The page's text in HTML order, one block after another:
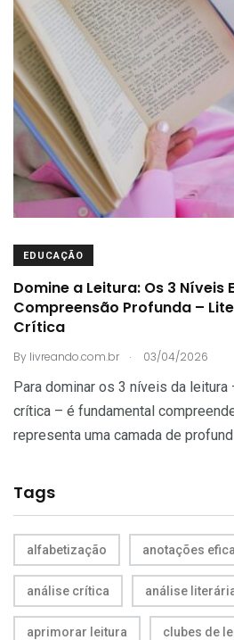
EDUCAÇÃO
Domine a Leitura: Os 3 Níveis
Compreensão Profunda –
Crítica
By livreando.com.br . 03/04/2026
Para dominar os 3 níveis da
crítica – é fundamental
representa uma camada de
Tags
alfabetização anotações
análise crítica análise
aprimorar leitura clubes de